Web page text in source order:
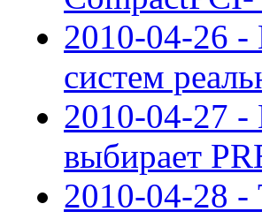
2010-04-26 -
систем
2010-04-27 -
выбирает
2010-04-28 -